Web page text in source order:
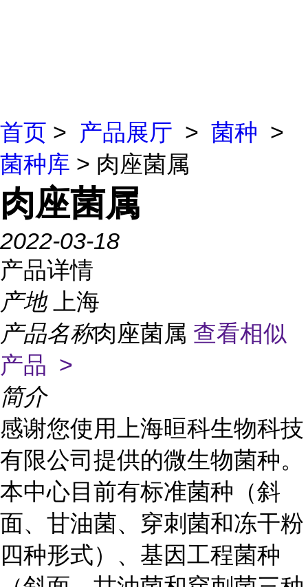
首页 > 产品展厅 > 菌种 >
菌种库 > 肉座菌属
肉座菌属
2022-03-18
产品详情
产地
上海
产品名称肉座菌属 查看相似
产品 >
简介
感谢您使用上海晅科生物科技
有限公司提供的微生物菌种。
本中心目前有标准菌种（斜
面、甘油菌、穿刺菌和冻干粉
四种形式）、基因工程菌种